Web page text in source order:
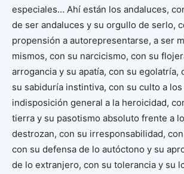
especiales… Ahí están los andaluces,
de ser andaluces y su orgullo de serlo,
propensión a autorepresentarse, a ser
mismos, con su narcicismo, con su
arrogancia y su apatía, con su egolatría,
su sabiduría instintiva, con su culto a
indisposición general a la heroicidad,
tierra y su pasotismo absoluto frente a
destrozan, con su irresponsabilidad,
con su defensa de lo autóctono y su
de lo extranjero, con su tolerancia y su